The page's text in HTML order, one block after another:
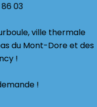
86 03
ville thermale
du Mont-Dore et des
!
!